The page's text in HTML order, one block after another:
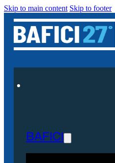
Skip to main content Skip to footer
BAFICI